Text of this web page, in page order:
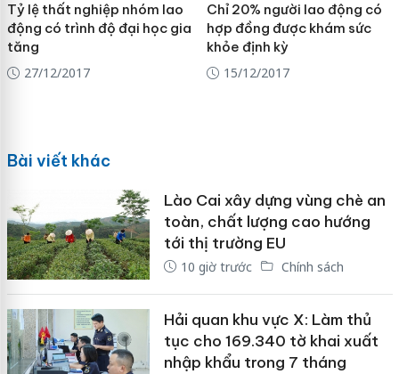
Tỷ lệ thất nghiệp nhóm lao
động có trình độ đại học gia
tăng
27/12/2017
Chỉ 20% người lao động có
hợp đồng được khám sức
khỏe định kỳ
15/12/2017
Bài viết khác
Lào Cai xây dựng vùng chè an
toàn, chất lượng cao hướng
tới thị trường EU
10 giờ trước Chính sách
Hải quan khu vực X: Làm thủ
tục cho 169.340 tờ khai xuất
nhập khẩu trong 7 tháng